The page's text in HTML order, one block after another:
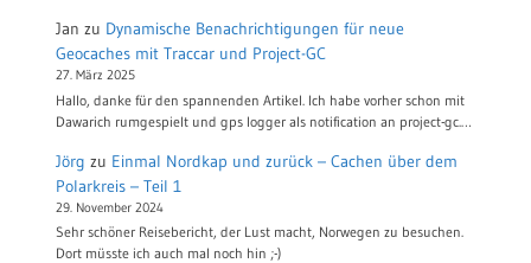
Jan zu Dynamische Benachrichtigungen für neue
Geocaches mit Traccar und Project-GC
27. März 2025
Hallo, danke für den spannenden Artikel. Ich habe vorher schon mit
Dawarich rumgespielt und gps logger als notification an project-gc.…
Jörg zu Einmal Nordkap und zurück – Cachen über dem
Polarkreis – Teil 1
29. November 2024
Sehr schöner Reisebericht, der Lust macht, Norwegen zu besuchen.
Dort müsste ich auch mal noch hin ;-)